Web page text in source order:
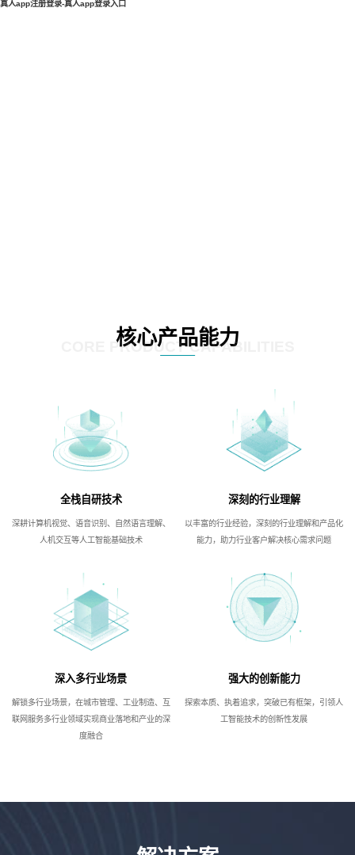
真人app注册登录-真人app登录入口
核心产品能力
CORE PRODUCT CAPABILITIES
全栈自研技术
深耕计算机视觉、语音识别、自然语言理解、
人机交互等人工智能基础技术
深刻的行业理解
以丰富的行业经验，深刻的行业理解和产品化
能力，助力行业客户解决核心需求问题
深入多行业场景
解锁多行业场景，在城市管理、工业制造、互
联网服务多行业领域实现商业落地和产业的深
度融合
强大的创新能力
探索本质、执着追求，突破已有框架，引领人
工智能技术的创新性发展